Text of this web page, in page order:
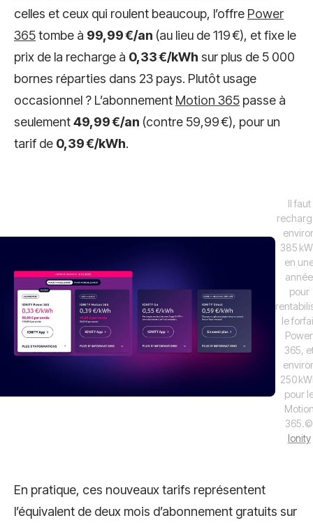
celles et ceux qui roulent beaucoup, l’offre Power
365tombe à 99,99 €/an (au lieu de 119 €), et fixe le
prix de la recharge à 0,33 €/kWh sur plus de 5 000
bornes réparties dans 23 pays. Plutôt usage
occasionnel ? L’abonnement Motion 365 passe à
seulement49,99 €/an (contre 59,99 €), pour un
tarif de 0,39 €/kWh.
Il faut
385
en
année
pour
le
Power
365,
250
pour
365.©
Ionity
En pratique, ces nouveaux tarifs représentent
l’équivalent de deux mois d’abonnement gratuits sur